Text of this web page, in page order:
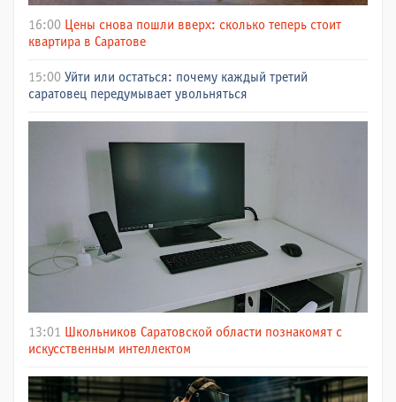
16:00 Цены снова пошли вверх: сколько теперь стоит
квартира в Саратове
15:00 Уйти или остаться: почему каждый третий
саратовец передумывает увольняться
13:01
Школьников Саратовской области познакомят с
искусственным интеллектом